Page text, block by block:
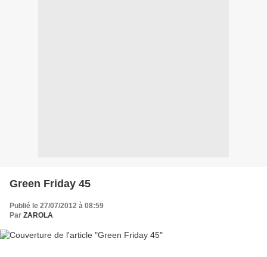
Green Friday 45
Publié le 27/07/2012 à 08:59
Par ZAROLA